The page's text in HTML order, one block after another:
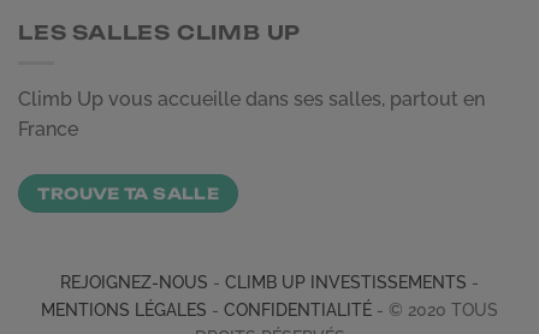
LES SALLES CLIMB UP
Climb Up vous accueille dans ses salles, partout en
France
TROUVE TA SALLE
REJOIGNEZ-NOUS - CLIMB UP INVESTISSEMENTS -
MENTIONS LÉGALES - CONFIDENTIALITÉ - © 2020 TOUS